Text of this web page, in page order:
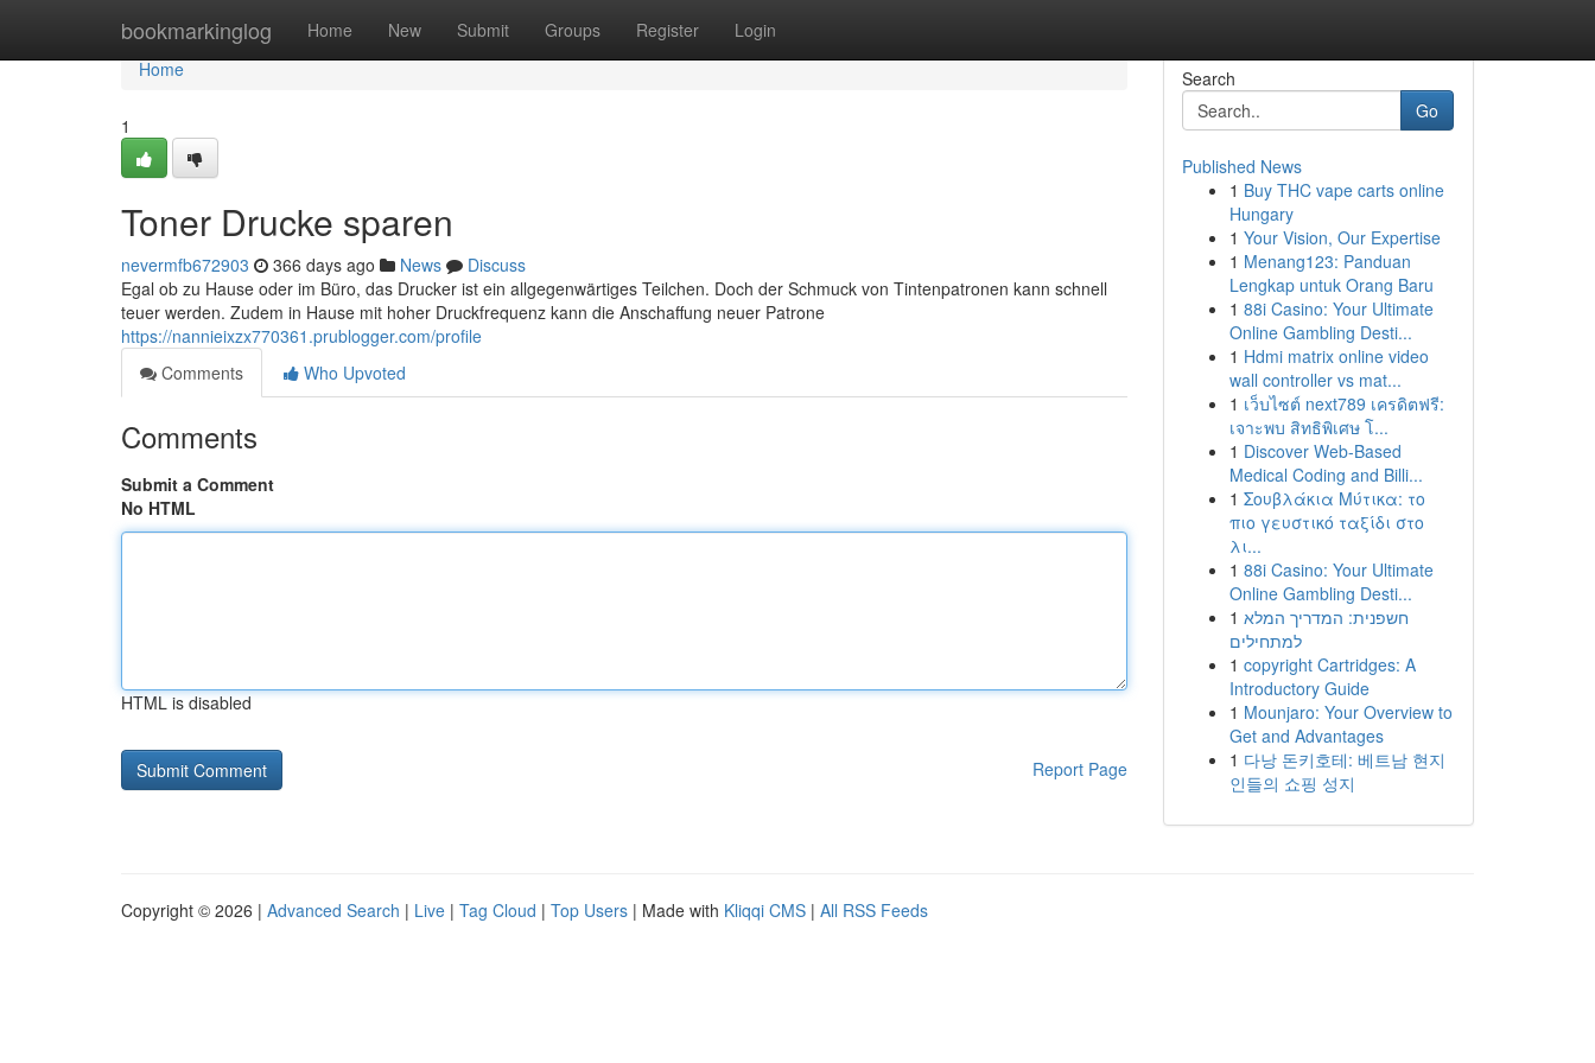
bookmarkinglog Home New Submit Groups Register Login
Home
Home
1
Toner Drucke sparen
nevermfb672903 366 days ago News
Discuss
Egal ob zu Hause oder im Büro, das Drucker ist ein allgegenwärtiges Teilchen. Doch der Schmuck von Tintenpatronen kann schnell
teuer werden. Zudem in Hause mit hoher Druckfrequenz kann die Anschaffung neuer Patrone
https://nannieixzx770361.prublogger.com/profile
Comments
Who Upvoted
Comments
Submit a Comment
No HTML
HTML is disabled
Report Page
Search
Go
Published News
1 Buy THC vape carts online
Hungary
1 Your Vision, Our Expertise
1 Menang123: Panduan
Lengkap untuk Orang Baru
1 88i Casino: Your Ultimate
Online Gambling Desti...
1 Hdmi matrix online video
wall controller vs mat...
1 เว็บไซต์ next789 เครดิตฟรี:
เจาะพบ สิทธิพิเศษ โ...
1 Discover Web-Based
Medical Coding and Billi...
1 Σουβλάκια Μύτικα: το
πιο γευστικό ταξίδι στο
λι...
1 88i Casino: Your Ultimate
Online Gambling Desti...
1 חשפנית: המדריך המלא
למתחילים
1 copyright Cartridges: A
Introductory Guide
1 Mounjaro: Your Overview to
Get and Advantages
1 다낭 돈키호테: 베트남 현지
인들의 쇼핑 성지
Copyright © 2026 | Advanced Search | Live | Tag Cloud | Top Users | Made with Kliqqi CMS | All RSS Feeds